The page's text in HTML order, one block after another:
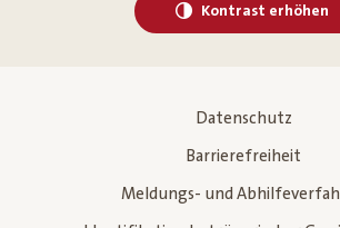
Kontrast erhöhen
Datenschutz
Barrierefreiheit
Meldungs- und